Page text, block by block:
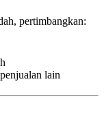
pertimbangkan:
lain